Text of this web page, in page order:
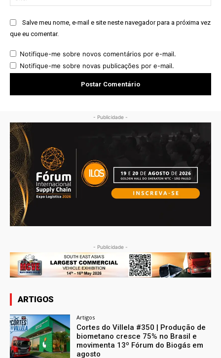
Salve meu nome, e-mail e site neste navegador para a próxima vez
que eu comentar.
Notifique-me sobre novos comentários por e-mail.
Notifique-me sobre novas publicações por e-mail.
- Publicidade -
- Publicidade -
ARTIGOS
Artigos
Cortes do Villela #350 | Produção de
biometano cresce 75% no Brasil e
movimenta 13º Fórum do Biogás em
agosto